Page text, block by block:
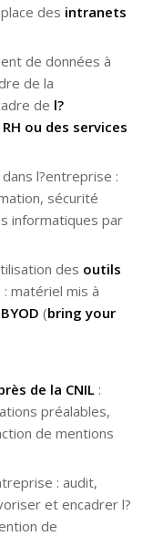
des intranets
de données à
de la
de l?
ou des services
dans l?entreprise :
sécurité
informatiques par
des outils
matériel mis à
BYOD (bring your
de la CNIL :
préalables,
de mentions
: audit,
et encadrer l?
de